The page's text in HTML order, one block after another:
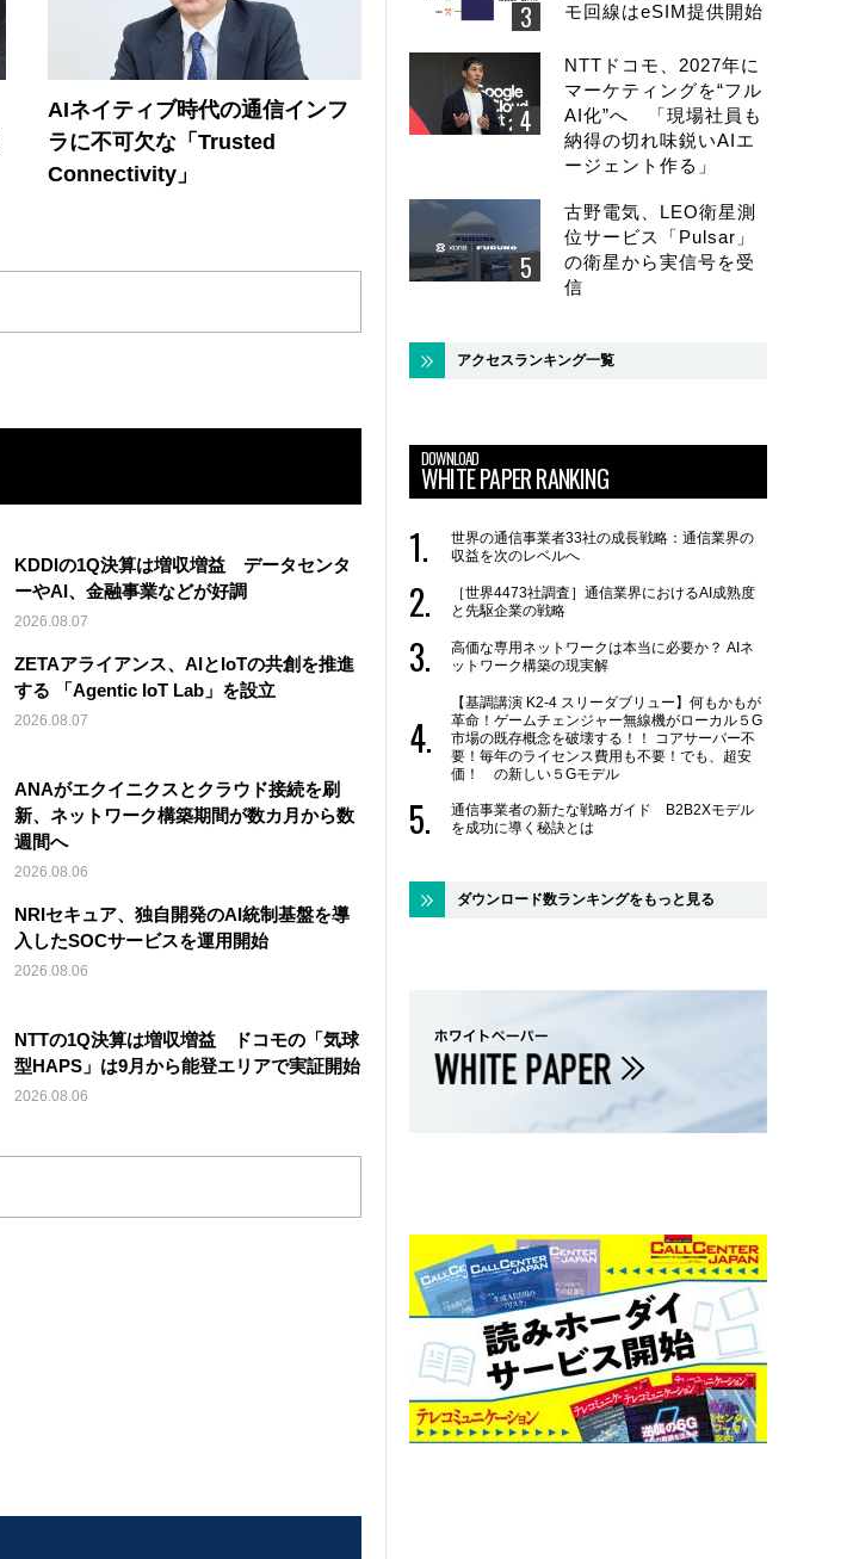
AIネイティブ時代の通信インフ
ラに不可欠な「Trusted
Connectivity」
KDDIの1Q決算は増収増益 データセンタ
ーやAI、金融事業などが好調
2026.08.07
ZETAアライアンス、AIとIoTの共創を推進
する 「Agentic IoT Lab」を設立
2026.08.07
ANAがエクイニクスとクラウド接続を刷
新、ネットワーク構築期間が数カ月から数
週間へ
2026.08.06
NRIセキュア、独自開発のAI統制基盤を導
入したSOCサービスを運用開始
2026.08.06
NTTの1Q決算は増収増益 ドコモの「気球
型HAPS」は9月から能登エリアで実証開始
2026.08.06
モ回線はeSIM提供開始
NTTドコモ、2027年に
マーケティングを“フル
AI化”へ 「現場社員も
納得の切れ味鋭いAIエ
ージェント作る」
古野電気、LEO衛星測
位サービス「Pulsar」
の衛星から実信号を受
信
アクセスランキング一覧
DOWNLOAD
WHITE PAPER RANKING
世界の通信事業者33社の成長戦略：通信業界の
収益を次のレベルへ
［世界4473社調査］通信業界におけるAI成熟度
と先駆企業の戦略
高価な専用ネットワークは本当に必要か？ AIネ
ットワーク構築の現実解
【基調講演 K2-4 スリーダブリュー】何もかもが
革命！ゲームチェンジャー無線機がローカル５G
市場の既存概念を破壊する！！ コアサーバー不
要！毎年のライセンス費用も不要！でも、超安
価！ の新しい５Gモデル
通信事業者の新たな戦略ガイド B2B2Xモデル
を成功に導く秘訣とは
ダウンロード数ランキングをもっと見る